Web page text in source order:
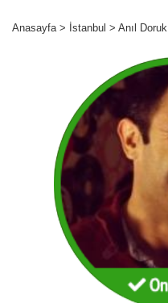
Anasayfa> İstanbul > Anıl Doruk